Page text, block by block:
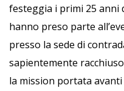
festeggia i primi 25 anni
hanno preso parte
presso la sede di
sapientemente
la mission portata